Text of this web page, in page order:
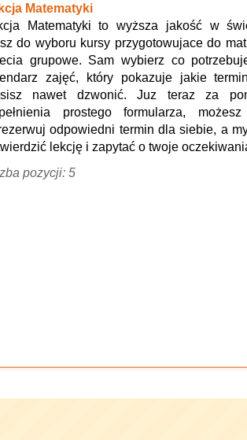
Matematyki
Matematyki to wyższa jakość w
do wyboru kursy przygotowujace do
grupowe. Sam wybierz co
zajęć, który pokazuje jakie
nawet dzwonić. Juz teraz za
prostego formularza,
odpowiedni termin dla siebie, a
lekcję i zapytać o twoje
pozycji: 5